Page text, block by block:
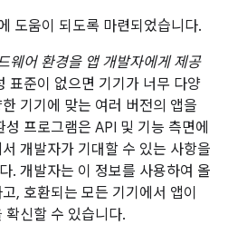
도움이 되도록 마련되었습니다.
웨어 환경을 앱 개발자에게 제공
표준이 없으면 기기가 너무 다양
기기에 맞는 여러 버전의 앱을
프로그램은 API 및 기능 측면에
개발자가 기대할 수 있는 사항을
. 개발자는 이 정보를 사용하여 올
, 호환되는 모든 기기에서 앱이
확신할 수 있습니다.